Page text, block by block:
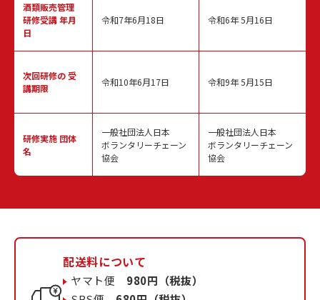
酒類販売管理
研修受講 年月
日
次回研修の受
講期限
研修実施 団体
名
令和7年6月18日
令和10年6月17日
一般社団法人日本
ボランタリーチェーン
協会
令和6年 5月16日
令和9年 5月15日
一般社団法人日本
ボランタリーチェーン
協会
配送料について
ヤマト便 980円（税抜）